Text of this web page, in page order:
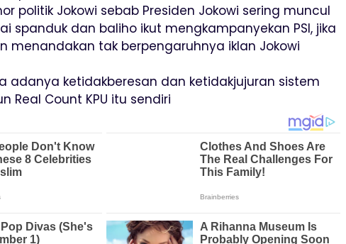
politik Jokowi sebab Presiden Jokowi sering muncul
spanduk dan baliho ikut mengkampanyekan PSI, jika
menandakan tak berpengaruhnya iklan Jokowi
adanya ketidakberesan dan ketidakjujuran sistem
Real Count KPU itu sendiri